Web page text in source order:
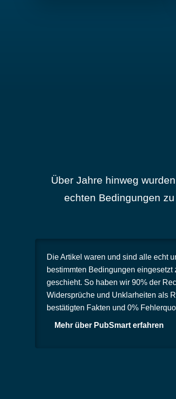
Über Jahre hinweg
echten Bedingungen
Die Artikel waren und sind alle echt
bestimmten Bedingungen
geschieht. So haben wir 90% der
Widersprüche und Unklarheiten als
bestätigten Fakten und 0%
Mehr über PubSmart erfahren